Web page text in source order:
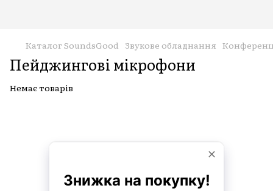
Каталог SoundsGood Звукове обладнання
Пейджингові мікрофони
Немає товарів